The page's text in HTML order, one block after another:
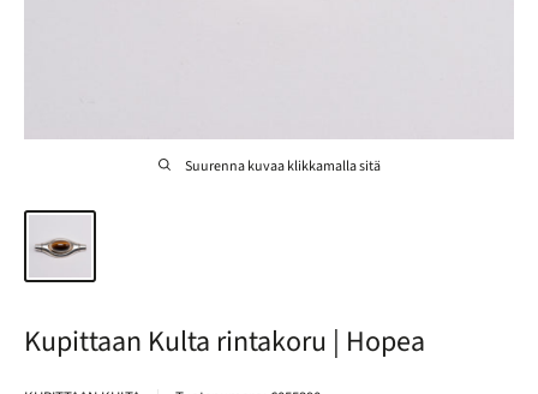
Suurenna kuvaa klikkamalla sitä
Kupittaan Kulta rintakoru | Hopea